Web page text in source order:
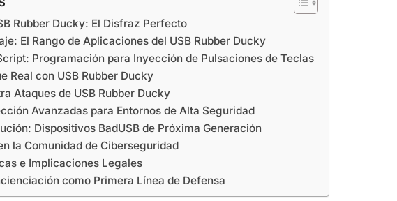
Rubber Ducky: El Disfraz Perfecto
El Rango de Aplicaciones del USB Rubber Ducky
Programación para Inyección de Pulsaciones de Teclas
Real con USB Rubber Ducky
Ataques de USB Rubber Ducky
Avanzadas para Entornos de Alta Seguridad
Dispositivos BadUSB de Próxima Generación
la Comunidad de Ciberseguridad
e Implicaciones Legales
como Primera Línea de Defensa